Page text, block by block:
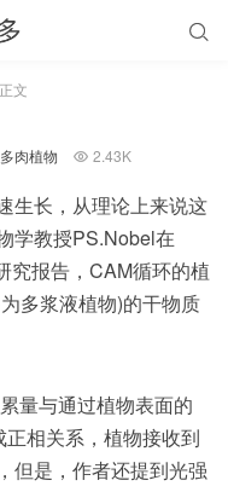

正文
多肉植物  2.43K
生长，从理论上来说这
学教授PS.Nobel在
究报告，CAM循环的植
多浆液植物)的干物质
量与通过植物表面的
相关系，植物接收到
但是，作者还提到光强